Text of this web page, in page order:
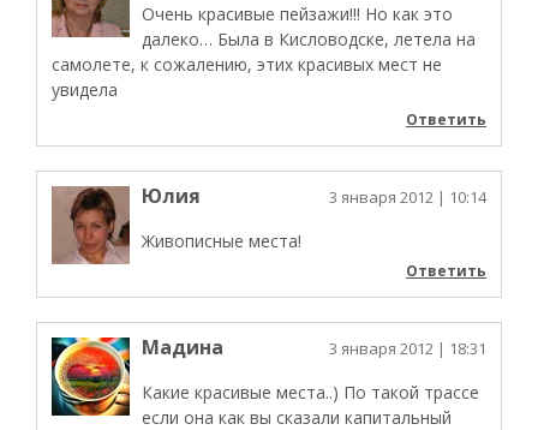
Очень красивые пейзажи!!! Но как это
далеко… Была в Кисловодске, летела на
самолете, к сожалению, этих красивых мест не
увидела
Ответить
Юлия 3 января 2012 | 10:14
Живописные места!
Ответить
Мадина 3 января 2012 | 18:31
Какие красивые места..) По такой трассе
если она как вы сказали капитальный